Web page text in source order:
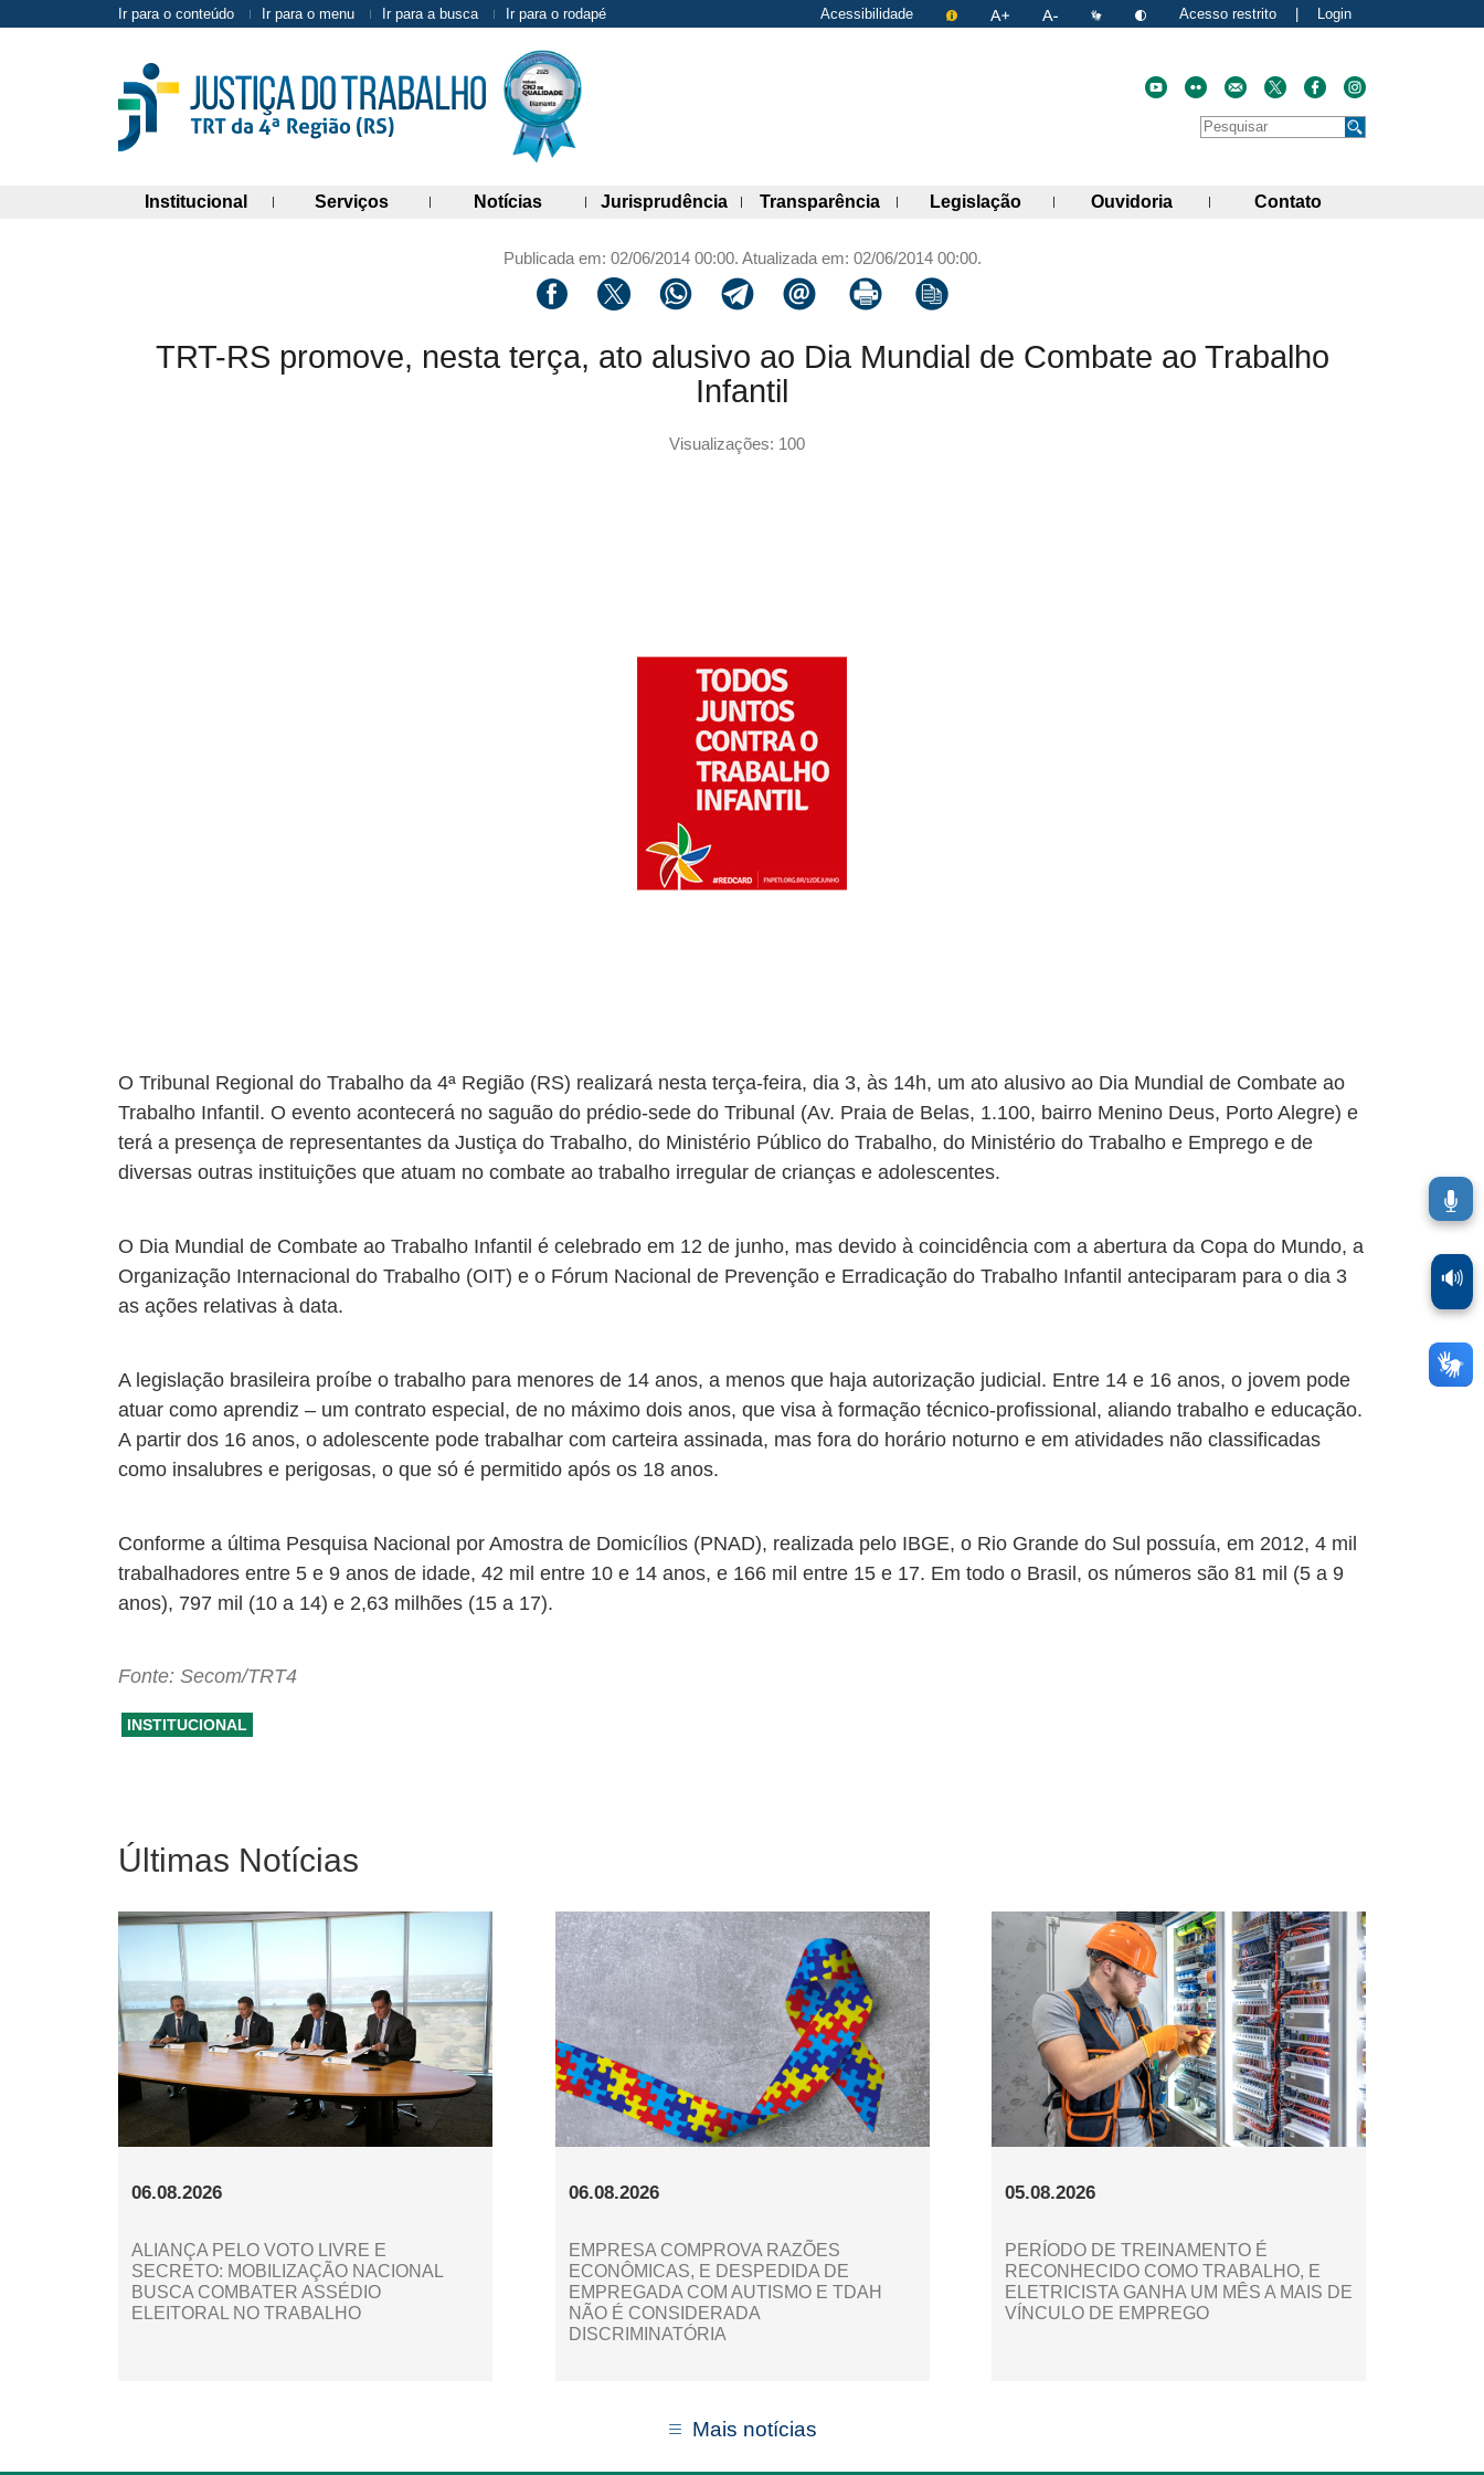
Ir para o conteúdo Ir para o menu Ir para a busca Ir para o rodapé Acessibilidade Acesso restrito Login
Faça uma pesquisa no site
Pesquisar
Institucional(abre painel de links)
Serviços(abre painel de links)
Notícias(abre painel de links)
Jurisprudência(abre painel de links)
Transparência (abre painel de links)
Legislação(abre painel de links)
Ouvidoria (abre painel de links)
Contato(abre painel de
Publicada em: 02/06/2014 00:00. Atualizada em: 02/06/2014 00:00.
Compartilhar via facebook
Compartilhar via twitter
Compartilhar via whatsapp
Compartilhar via telegram
Compartilhar via email
Imprimir a página atual
Copiar link para a área de transferência
TRT-RS promove, nesta terça, ato alusivo ao Dia Mundial de Combate ao Trabalho
Infantil
Visualizações: 100
O Tribunal Regional do Trabalho da 4ª Região (RS) realizará nesta terça-feira, dia 3, às 14h, um ato alusivo ao Dia Mundial de Combate ao
Trabalho Infantil. O evento acontecerá no saguão do prédio-sede do Tribunal (Av. Praia de Belas, 1.100, bairro Menino Deus, Porto Alegre) e
terá a presença de representantes da Justiça do Trabalho, do Ministério Público do Trabalho, do Ministério do Trabalho e Emprego e de
diversas outras instituições que atuam no combate ao trabalho irregular de crianças e adolescentes.
O Dia Mundial de Combate ao Trabalho Infantil é celebrado em 12 de junho, mas devido à coincidência com a abertura da Copa do Mundo, a
Organização Internacional do Trabalho (OIT) e o Fórum Nacional de Prevenção e Erradicação do Trabalho Infantil anteciparam para o dia 3
as ações relativas à data.
A legislação brasileira proíbe o trabalho para menores de 14 anos, a menos que haja autorização judicial. Entre 14 e 16 anos, o jovem pode
atuar como aprendiz – um contrato especial, de no máximo dois anos, que visa à formação técnico-profissional, aliando trabalho e educação.
A partir dos 16 anos, o adolescente pode trabalhar com carteira assinada, mas fora do horário noturno e em atividades não classificadas
como insalubres e perigosas, o que só é permitido após os 18 anos.
Conforme a última Pesquisa Nacional por Amostra de Domicílios (PNAD), realizada pelo IBGE, o Rio Grande do Sul possuía, em 2012, 4 mil
trabalhadores entre 5 e 9 anos de idade, 42 mil entre 10 e 14 anos, e 166 mil entre 15 e 17. Em todo o Brasil, os números são 81 mil (5 a 9
anos), 797 mil (10 a 14) e 2,63 milhões (15 a 17).
Fonte: Secom/TRT4
INSTITUCIONAL
Últimas Notícias
06.08.2026
ALIANÇA PELO VOTO LIVRE E
SECRETO: MOBILIZAÇÃO NACIONAL
BUSCA COMBATER ASSÉDIO
ELEITORAL NO TRABALHO
06.08.2026
EMPRESA COMPROVA RAZÕES
ECONÔMICAS, E DESPEDIDA DE
EMPREGADA COM AUTISMO E TDAH
NÃO É CONSIDERADA
DISCRIMINATÓRIA
05.08.2026
PERÍODO DE TREINAMENTO É
RECONHECIDO COMO TRABALHO, E
ELETRICISTA GANHA UM MÊS A MAIS DE
VÍNCULO DE EMPREGO
Mais notícias
🔊